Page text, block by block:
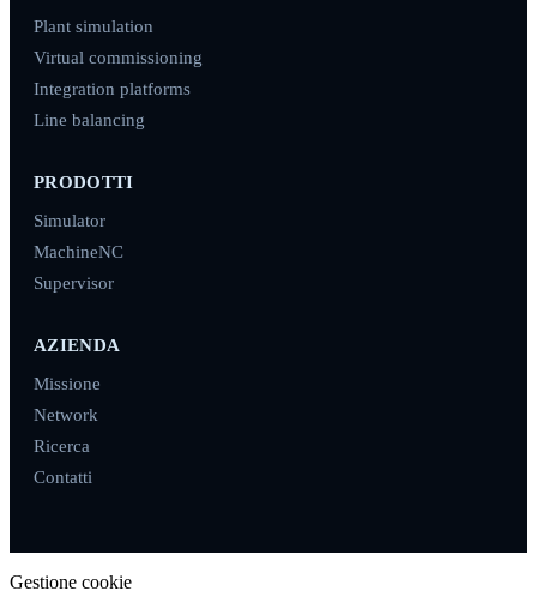
Plant simulation
Virtual commissioning
Integration platforms
Line balancing
PRODOTTI
Simulator
MachineNC
Supervisor
AZIENDA
Missione
Network
Ricerca
Contatti
Gestione cookie